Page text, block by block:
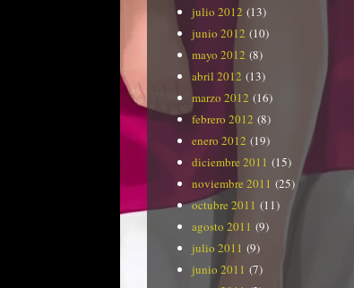
julio 2012 (13)
junio 2012 (10)
mayo 2012 (8)
abril 2012 (13)
marzo 2012 (16)
febrero 2012 (8)
enero 2012 (19)
diciembre 2011 (15)
noviembre 2011 (25)
octubre 2011 (11)
agosto 2011 (9)
julio 2011 (9)
junio 2011 (7)